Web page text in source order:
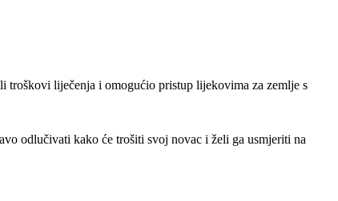
troškovi liječenja i omogućio pristup lijekovima za zemlje s
odlučivati kako će trošiti svoj novac i želi ga usmjeriti na